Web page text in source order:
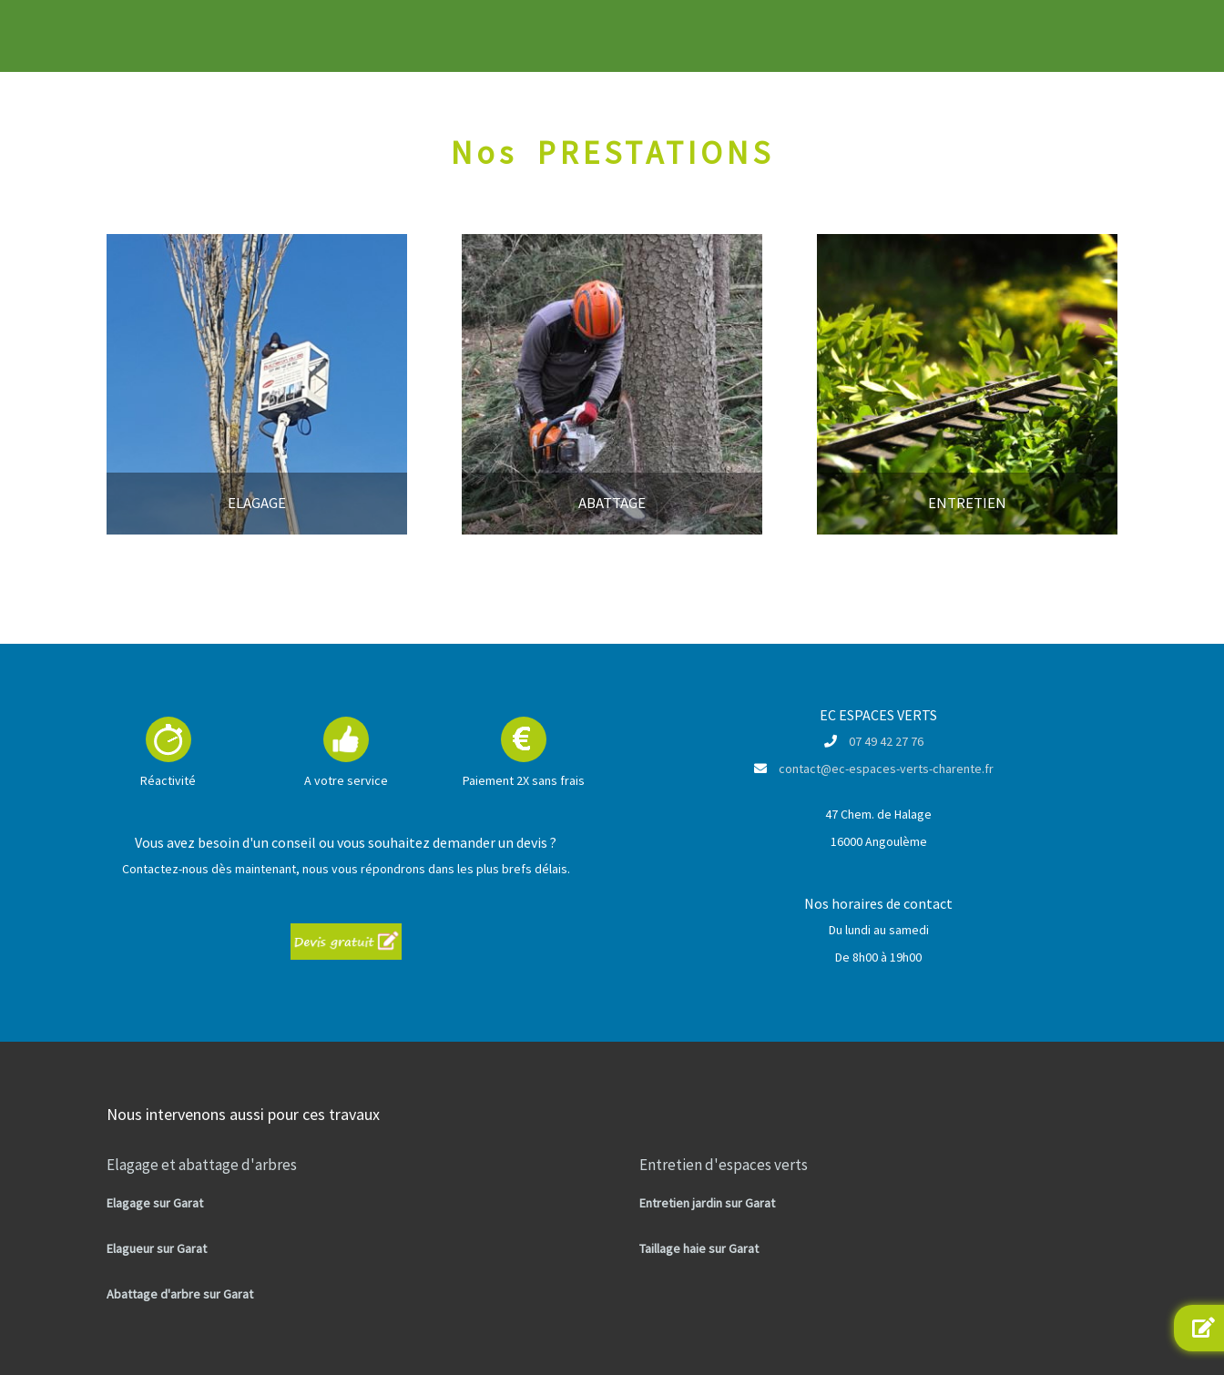
Nos PRESTATIONS
ELAGAGE ABATTAGE ENTRETIEN
Réactivité A votre service Paiement 2X sans frais
Vous avez besoin d'un conseil ou vous souhaitez demander un devis ?
Contactez-nous dès maintenant, nous vous répondrons dans les plus brefs délais.
EC ESPACES VERTS
07 49 42 27 76
contact@ec-espaces-verts-charente.fr
47 Chem. de Halage
16000 Angoulème
Nos horaires de contact
Du lundi au samedi
De 8h00 à 19h00
Nous intervenons aussi pour ces travaux
Elagage et abattage d'arbres
Elagage sur Garat
Elagueur sur Garat
Abattage d'arbre sur Garat
Entretien d'espaces verts
Entretien jardin sur Garat
Taillage haie sur Garat